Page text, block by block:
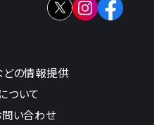
どの情報提供
ついて
い合わせ